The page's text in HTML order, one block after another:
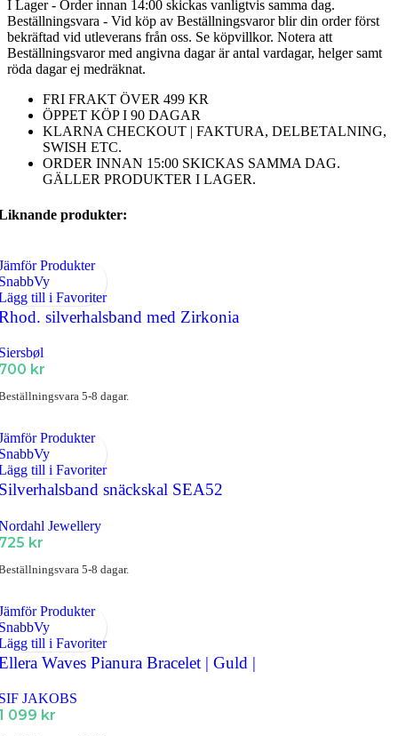
I Lager - Order innan 14:00 skickas vanligtvis samma dag.
Beställningsvara - Vid köp av Beställningsvaror blir din order först
bekräftad vid utleverans från oss. Se köpvillkor. Notera att
Beställningsvaror med angivna dagar är antal vardagar, helger samt
röda dagar ej medräknat.
FRI FRAKT ÖVER 499 KR
ÖPPET KÖP I 90 DAGAR
KLARNA CHECKOUT | FAKTURA, DELBETALNING,
SWISH ETC.
ORDER INNAN 15:00 SKICKAS SAMMA DAG.
GÄLLER PRODUKTER I LAGER.
produkter:
Produkter
till i Favoriter
silverhalsband med Zirkonia
kr
5-8 dagar.
Produkter
till i Favoriter
snäckskal SEA52
Jewellery
kr
5-8 dagar.
Produkter
till i Favoriter
Waves Pianura Bracelet | Guld |
JAKOBS
099 kr